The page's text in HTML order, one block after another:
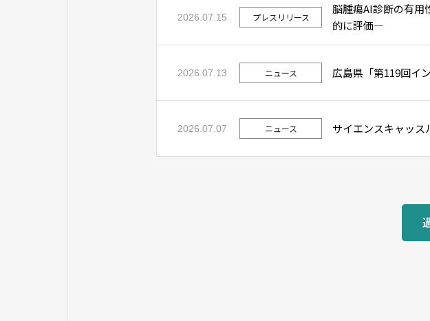
2026.07.15 プレスリリース
脳腫瘍AI診断の有
的に評価―
2026.07.13 ニュース 広島県「第119回イ
2026.07.07 ニュース サイエンスキャッス